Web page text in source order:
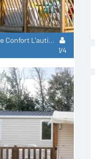
Mobil Home Confort L'autize - 2 Chambres
1/4